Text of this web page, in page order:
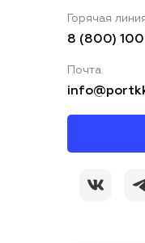
Горячая
8 (800)
Почта